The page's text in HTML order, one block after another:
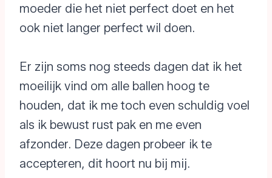
moeder die het niet perfect doet en het
ook niet langer perfect wil doen.
Er zijn soms nog steeds dagen dat ik het
moeilijk vind om alle ballen hoog te
houden, dat ik me toch even schuldig voel
als ik bewust rust pak en me even
afzonder. Deze dagen probeer ik te
accepteren, dit hoort nu bij mij.